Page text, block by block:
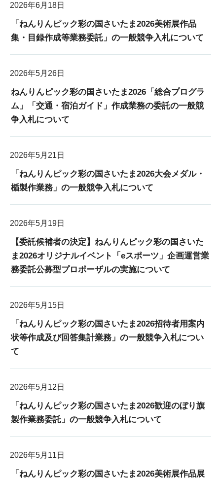
2026年6月18日
「ねんりんピック彩の国さいたま2026美術展作品
集・目録作成等業務委託」の一般競争入札について
2026年5月26日
ねんりんピック彩の国さいたま2026「総合プログラ
ム」「交通・宿泊ガイド」作成業務の委託の一般競
争入札について
2026年5月21日
「ねんりんピック彩の国さいたま2026大会メダル・
楯製作業務」の一般競争入札について
2026年5月19日
【委託候補者の決定】ねんりんピック彩の国さいた
ま2026オリジナルイベント「eスポーツ」企画運営業
務委託公募型プロポーザルの実施について
2026年5月15日
「ねんりんピック彩の国さいたま2026招待者用案内
状等作成及び回答集計業務」の一般競争入札につい
て
2026年5月12日
「ねんりんピック彩の国さいたま2026歓迎のぼり旗
製作業務委託」の一般競争入札について
2026年5月11日
「ねんりんピック彩の国さいたま2026美術展作品展